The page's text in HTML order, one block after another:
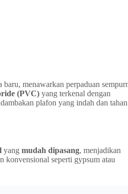
baru, menawarkan perpaduan
(PVC) yang terkenal dengan
plafon yang indah dan tahan
yang mudah dipasang, menjadikan
konvensional seperti gypsum atau